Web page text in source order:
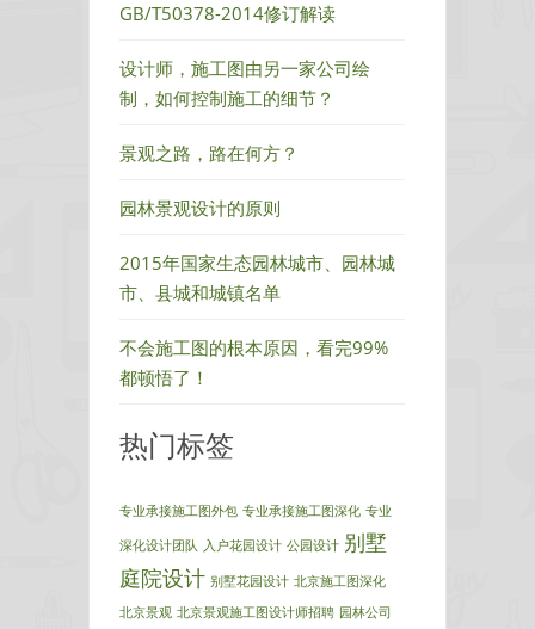
GB/T50378-2014修订解读
设计师，施工图由另一家公司绘
制，如何控制施工的细节？
景观之路，路在何方？
园林景观设计的原则
2015年国家生态园林城市、园林城
市、县城和城镇名单
不会施工图的根本原因，看完99%
都顿悟了！
热门标签
专业承接施工图外包 专业承接施工图深化 专业
深化设计团队 入户花园设计 公园设计 别墅
庭院设计 别墅花园设计 北京施工图深化
北京景观 北京景观施工图设计师招聘 园林公司